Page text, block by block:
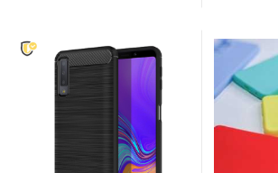
Svemirska kolekcija Valentinovo